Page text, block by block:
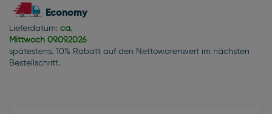
Economy
Lieferdatum: ca.
Mittwoch 09.09.2026
spätestens. 10% Rabatt auf den Nettowarenwert im nächsten
Bestellschritt.